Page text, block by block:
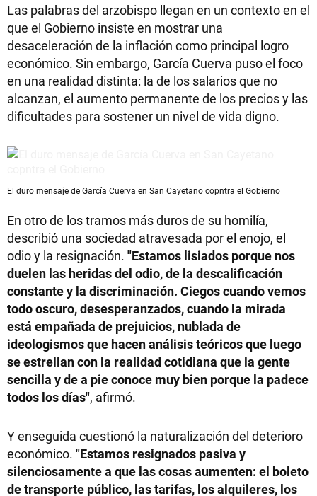
Las palabras del arzobispo llegan en un contexto en el
que el Gobierno insiste en mostrar una
desaceleración de la inflación como principal logro
económico. Sin embargo, García Cuerva puso el foco
en una realidad distinta: la de los salarios que no
alcanzan, el aumento permanente de los precios y las
dificultades para sostener un nivel de vida digno.
El duro mensaje de García Cuerva en San Cayetano copntra el Gobierno
En otro de los tramos más duros de su homilía,
describió una sociedad atravesada por el enojo, el
odio y la resignación. "Estamos lisiados porque nos
duelen las heridas del odio, de la descalificación
constante y la discriminación. Ciegos cuando vemos
todo oscuro, desesperanzados, cuando la mirada
está empañada de prejuicios, nublada de
ideologismos que hacen análisis teóricos que luego
se estrellan con la realidad cotidiana que la gente
sencilla y de a pie conoce muy bien porque la padece
todos los días", afirmó.
Y enseguida cuestionó la naturalización del deterioro
económico. "Estamos resignados pasiva y
silenciosamente a que las cosas aumenten: el boleto
de transporte público, las tarifas, los alquileres, los